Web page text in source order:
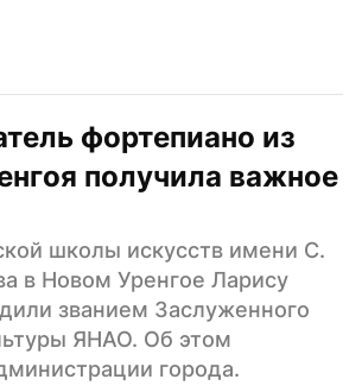
фортепиано из
получила важное
школы искусств имени С.
в Новом Уренгое Ларису
званием Заслуженного
ЯНАО. Об этом
города.